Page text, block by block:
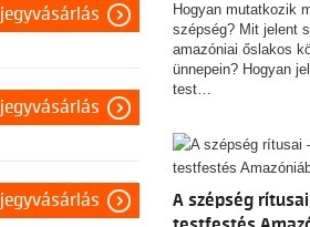
jegyvásárlás
jegyvásárlás
jegyvásárlás
Hogyan mutatkozik
szépség? Mit jelent
amazóniai őslakos
ünnepein? Hogyan
test…
A szépség